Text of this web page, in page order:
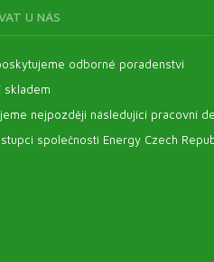
U NÁS
odborné poradenství
skladem
nejpozději následující pracovní
společnosti Energy Czech